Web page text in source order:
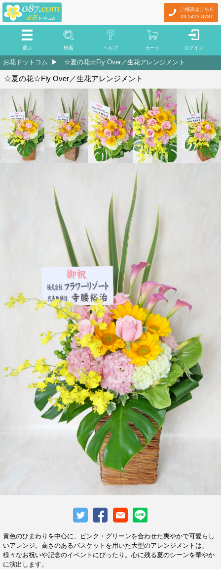
ご相談はこちら
03-5413-8787
選ぶ 検索 ヘルプ カート ログイン
お花ドットコム ☆夏の花☆Fly Over／生花アレンジメント
☆夏の花☆Fly Over／生花アレンジメント
黄色のひまわりを中心に、ピンク・グリーンを合わせた爽やかで可愛らし
いアレンジ。高さのあるバスケットを用いた大型のアレンジメントは、
様々なお祝いや記念のイベントにぴったり。心に残る夏のシーンを華やか
に演出します。